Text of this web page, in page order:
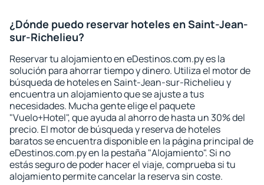
¿Dónde puedo reservar hoteles en Saint-Jean-
sur-Richelieu?
Reservar tu alojamiento en eDestinos.com.py es la
solución para ahorrar tiempo y dinero. Utiliza el motor de
búsqueda de hoteles en Saint-Jean-sur-Richelieu y
encuentra un alojamiento que se ajuste a tus
necesidades. Mucha gente elige el paquete
"Vuelo+Hotel", que ayuda al ahorro de hasta un 30% del
precio. El motor de búsqueda y reserva de hoteles
baratos se encuentra disponible en la página principal de
eDestinos.com.py en la pestaña "Alojamiento". Si no
estás seguro de poder hacer el viaje, comprueba si tu
alojamiento permite cancelar la reserva sin coste.